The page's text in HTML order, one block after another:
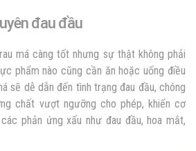
đau đầu
má càng tốt nhưng sự thật không phải
phẩm nào cũng cần ăn hoặc uống điều
sẽ dễ dẫn đến tình trạng đau đầu, chóng
chất vượt ngưỡng cho phép, khiến cơ
phản ứng xấu như đau đầu, hoa mắt,